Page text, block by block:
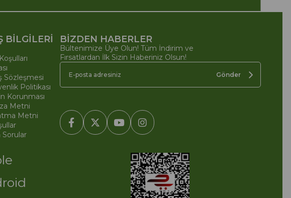
BİLGİLERİ
Sözleşmesi
Politikası
Korunması
Metni
Metni
Sorular
BİZDEN HABERLER
Bültenimize Üye Olun! Tüm İndirim ve
Fırsatlardan İlk Sizin Haberiniz Olsun!
Gönder